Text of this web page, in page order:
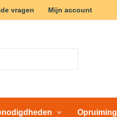
vragen Mijn account
Opruiming